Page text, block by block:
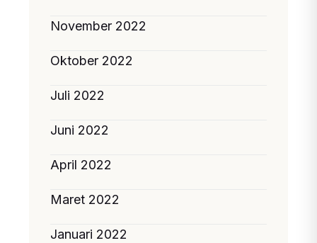
November 2022
Oktober 2022
Juli 2022
Juni 2022
April 2022
Maret 2022
Januari 2022